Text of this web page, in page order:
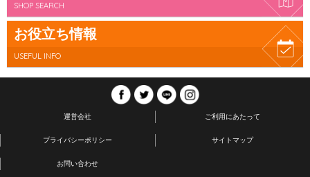
SHOP SEARCH
お役立ち情報
USEFUL INFO
運営会社 ご利用にあたって
プライバシーポリシー サイトマップ
お問い合わせ